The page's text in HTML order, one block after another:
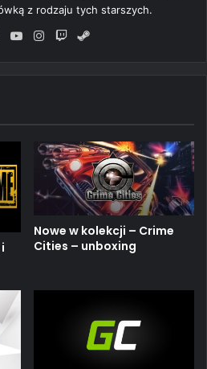
z rodzaju tych starszych.
X
Yo
Ins
Tw
Nowe w kolekcji – Crime
Cities – unboxing